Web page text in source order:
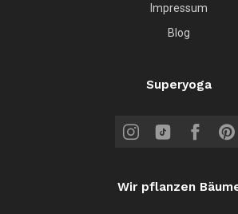
Impressum
Blog
Superyoga
Wir pflanzen